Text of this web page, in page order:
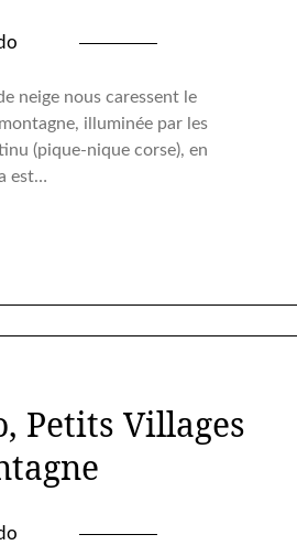
neige nous caressent le
illuminée par les
(pique-nique corse), en
est…
Petits Villages